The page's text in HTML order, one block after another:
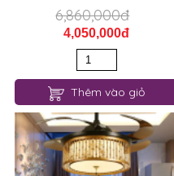
6,860,000đ
4,050,000đ
Thêm vào giỏ